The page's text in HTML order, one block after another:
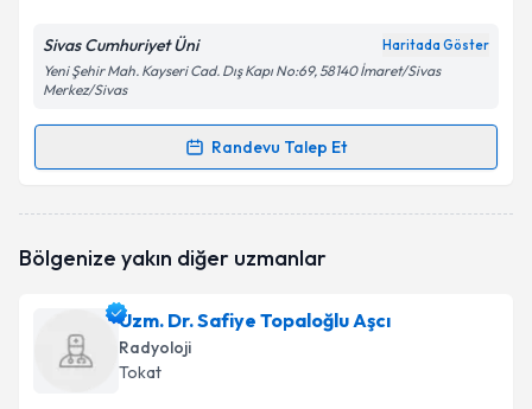
Sivas Cumhuriyet Üni Haritada Göster
Yeni Şehir Mah. Kayseri Cad. Dış Kapı No:69, 58140 İmaret/Sivas
Merkez/Sivas
Randevu Talep Et
Randevu Takvimi Talebi
oluşturun. Size bu uzmandan randevu almanız için bir
E-posta Adresiniz
Bölgenize yakın diğer uzmanlar
Uzm. Dr. Safiye Topaloğlu Aşcı
Radyoloji
Tokat